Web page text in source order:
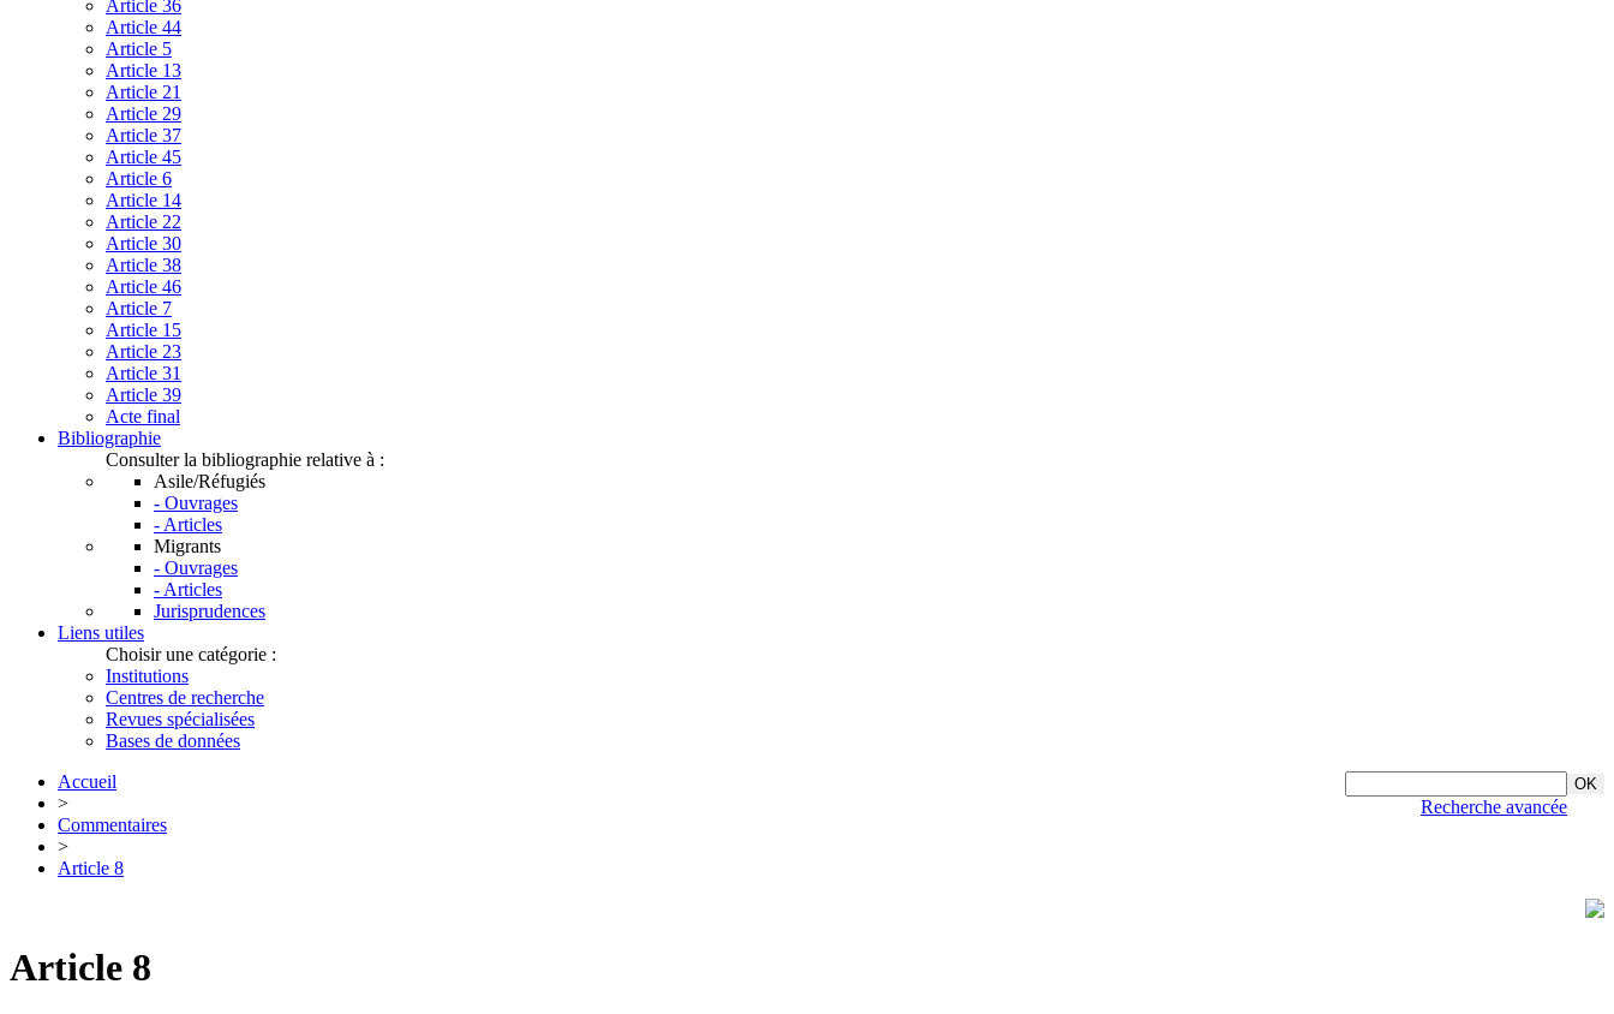
Article 36
Article 44
Article 5
Article 13
Article 21
Article 29
Article 37
Article 45
Article 6
Article 14
Article 22
Article 30
Article 38
Article 46
Article 7
Article 15
Article 23
Article 31
Article 39
Acte final
Bibliographie
Consulter la bibliographie relative à :
Asile/Réfugiés
- Ouvrages
- Articles
Migrants
- Ouvrages
- Articles
Jurisprudences
Liens utiles
Choisir une catégorie :
Institutions
Centres de recherche
Revues spécialisées
Bases de données
Recherche avancée
Accueil
>
Commentaires
>
Article 8
Article 8